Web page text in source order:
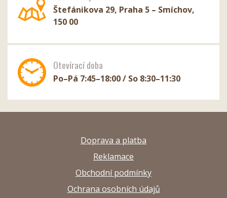
Štefánikova 29, Praha 5 – Smíchov,
150 00
Otevírací doba
Po–Pá 7:45–18:00 / So 8:30–11:30
Doprava a platba
Reklamace
Obchodní podmínky
Ochrana osobních údajů